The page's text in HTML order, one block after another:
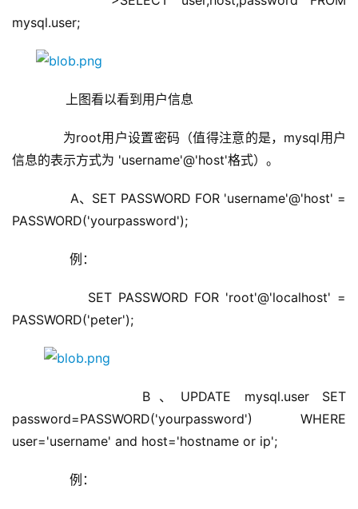
mysql.user;
上图看以看到用户信息
为root用户设置密码（值得注意的是，mysql用户
信息的表示方式为 'username'@'host'格式）。
A、SET PASSWORD FOR 'username'@'host' =
PASSWORD('yourpassword');
例：
SET PASSWORD FOR 'root'@'localhost' =
PASSWORD('peter');
B、UPDATE mysql.user SET
password=PASSWORD('yourpassword') WHERE
user='username' and host='hostname or ip';
例：